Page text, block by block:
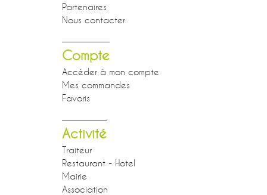
Partenaires
Nous contacter
Compte
Accéder à mon compte
Mes commandes
Favoris
Activité
Traiteur
Restaurant - Hotel
Mairie
Association